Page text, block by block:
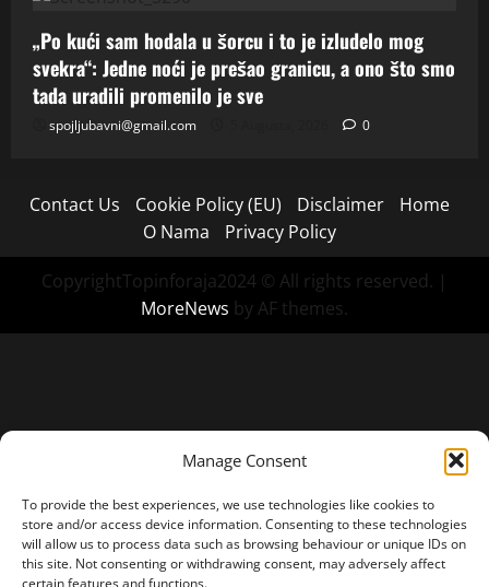
Manage Consent
To provide the best experiences, we use technologies like cookies to
store and/or access device information. Consenting to these technologies
will allow us to process data such as browsing behaviour or unique IDs on
this site. Not consenting or withdrawing consent, may adversely affect
certain features and functions.
„Po kući sam hodala u šorcu i to je izludelo mog
svekra“: Jedne noći je prešao granicu, a ono što smo
tada uradili promenilo je sve
spojljubavni@gmail.com 0
Contact Us Cookie Policy (EU) Disclaimer
Home
O Nama
Privacy Policy
CopyrightTopinforaja2024 © All rights reserved. |
MoreNews by AF themes.